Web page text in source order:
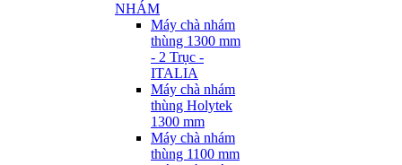
NHÁM
Máy chà nhám
thùng 1300 mm
- 2 Trục -
ITALIA
Máy chà nhám
thùng Holytek
1300 mm
Máy chà nhám
thùng 1100 mm